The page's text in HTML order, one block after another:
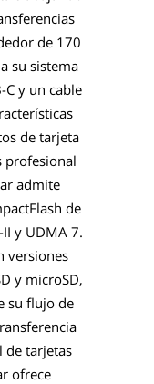
de 170
su sistema
C y un cable
de tarjeta
profesional
admite
de
y UDMA 7.
versiones
y microSD,
su flujo de
de tarjetas
ofrece